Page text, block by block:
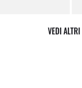
VEDI ALTRI